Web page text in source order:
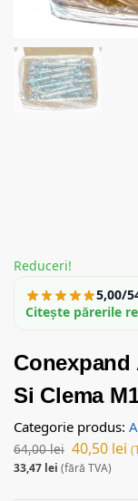
Reduceri!
5,00/5
Citește părerile
Si Clema
Categorie produs:
64,00lei 40,50 lei
33,47 lei (fără TVA)